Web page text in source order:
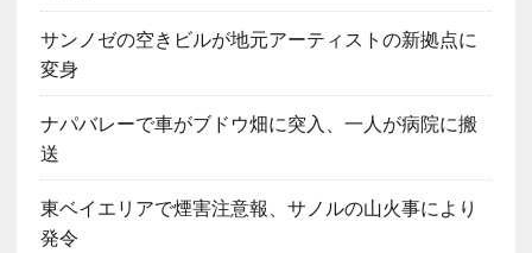
サンノゼの空きビルが地元アーティストの新拠点に
変身
ナパバレーで車がブドウ畑に突入、一人が病院に搬
送
東ベイエリアで煙害注意報、サノルの山火事により
発令